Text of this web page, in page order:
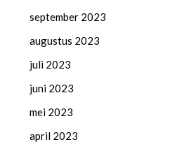
september 2023
augustus 2023
juli 2023
juni 2023
mei 2023
april 2023